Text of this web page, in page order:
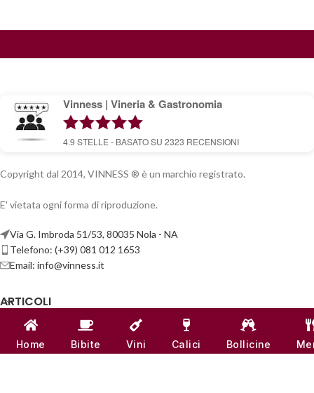
Vinness | Vineria & Gastronomia
4.9 STELLE - BASATO SU 2323 RECENSIONI
Copyright dal 2014, VINNESS ® è un marchio registrato.
E' vietata ogni forma di riproduzione.
Via G. Imbroda 51/53, 80035 Nola - NA
Telefono: (+39) 081 012 1653
Email: info@vinness.it
ARTICOLI
INFO & CONTATTI
Home Bibite Vini Calici Bollicine